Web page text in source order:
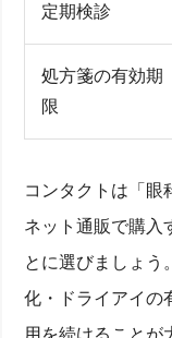
定期検診
処方箋の有効期
限
コンタクトは「眼
ネット通販で購入
とに選びましょう
化・ドライアイの
用を続けることが